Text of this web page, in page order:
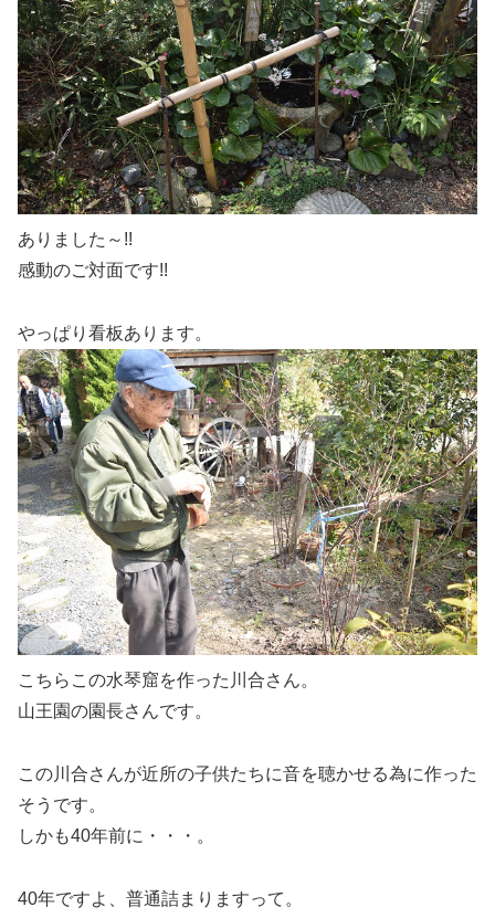
ありました～!!
感動のご対面です!!
やっぱり看板あります。
こちらこの水琴窟を作った川合さん。
山王園の園長さんです。
この川合さんが近所の子供たちに音を聴かせる為に作った
そうです。
しかも40年前に・・・。
40年ですよ、普通詰まりますって。